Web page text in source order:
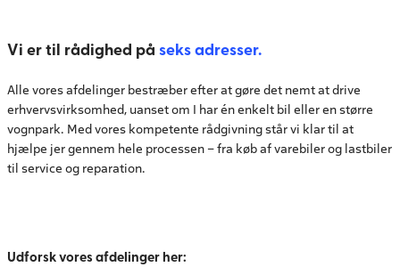
Vi er til rådighed påseks adresser.
Alle vores afdelinger bestræber efter at gøre det nemt at drive
erhvervsvirksomhed, uanset om I har én enkelt bil eller en større
vognpark. Med vores kompetente rådgivning står vi klar til at
hjælpe jer gennem hele processen – fra køb af varebiler og lastbiler
til service og reparation.
Udforsk vores afdelinger her: